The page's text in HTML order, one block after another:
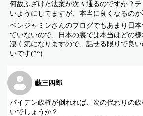
何故ふざけた法案が次々通るのですか？
いようにしてますが、本当に良くなるのか
ベンジャミンさんのブログでもあまり日
ていないので、日本の裏では本当はどの
凄く気になりますので、話せる限りで良
いです(^^)
藪三四郎
バイデン政権が倒れれば、次の代わりの
いでしょうか？